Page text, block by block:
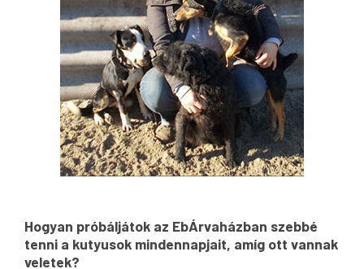
Hogyan próbáljátok az EbÁrvaházban szebbé
tenni a kutyusok mindennapjait, amíg ott vannak
veletek?